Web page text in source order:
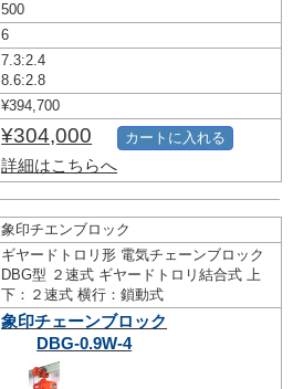
500
6
7.3:2.4
8.6:2.8
¥394,700
¥304,000
詳細はこちらへ
カートに入れる
象印チエンブロック
ギヤードトロリ形 電気チェーンブロック
DBG型 ２速式 ギヤードトロリ結合式 上
下：２速式 横行：鎖動式
象印チェーンブロック
DBG-0.9W-4